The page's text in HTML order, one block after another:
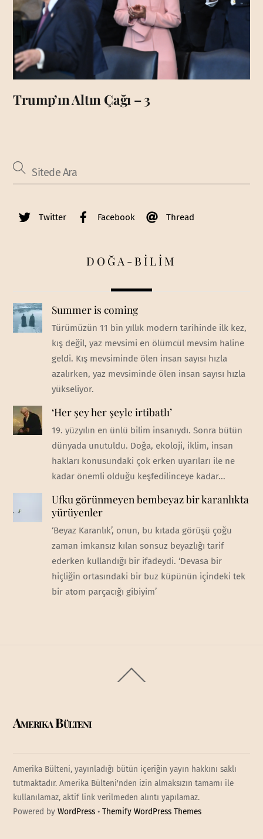
Trump’ın Altın Çağı – 3
Twitter Facebook Thread
DOĞA-BİLİM
Summer is coming
Türümüzün 11 bin yıllık modern tarihinde ilk kez,
kış değil, yaz mevsimi en ölümcül mevsim haline
geldi. Kış mevsiminde ölen insan sayısı hızla
azalırken, yaz mevsiminde ölen insan sayısı hızla
yükseliyor.
‘Her şey her şeyle irtibatlı’
19. yüzyılın en ünlü bilim insanıydı. Sonra bütün
dünyada unutuldu. Doğa, ekoloji, iklim, insan
hakları konusundaki çok erken uyarıları ile ne
kadar önemli olduğu keşfedilinceye kadar...
Ufku görünmeyen bembeyaz bir karanlıkta
yürüyenler
‘Beyaz Karanlık’, onun, bu kıtada görüşü çoğu
zaman imkansız kılan sonsuz beyazlığı tarif
ederken kullandığı bir ifadeydi. ‘Devasa bir
hiçliğin ortasındaki bir buz küpünün içindeki tek
bir atom parçacığı gibiyim’
To
Amerika Bülteni
Amerika Bülteni, yayınladığı bütün içeriğin yayın hakkını saklı
tutmaktadır. Amerika Bülteni'nden izin almaksızın tamamı ile
kullanılamaz, aktif link verilmeden alıntı yapılamaz.
Powered byWordPress •Themify WordPress Themes